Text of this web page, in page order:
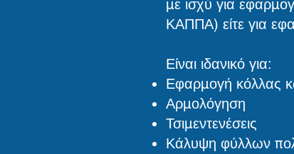
με ισχύ για
ΚΑΠΠΑ) είτε για
Είναι ιδανικό για:
Εφαρμογή κόλλας
Αρμολόγηση
Τσιμεντενέσεις
Κάλυψη φύλλων